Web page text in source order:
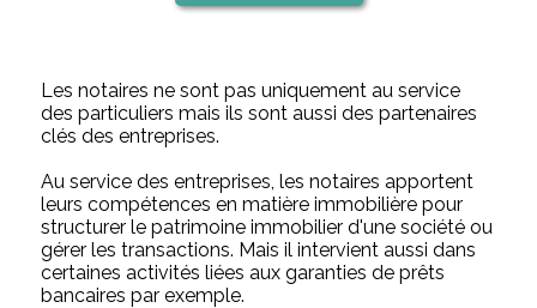
Les notaires ne sont pas uniquement au service
des particuliers mais ils sont aussi des partenaires
clés des entreprises.
Au service des entreprises, les notaires apportent
leurs compétences en matière immobilière pour
structurer le patrimoine immobilier d'une société ou
gérer les transactions. Mais il intervient aussi dans
certaines activités liées aux garanties de prêts
bancaires par exemple.